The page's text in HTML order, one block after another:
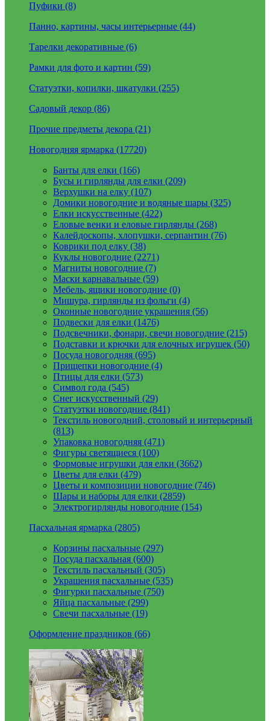
Пуфики (8)
Панно, картины, часы интерьерные (44)
Тарелки декоративные (6)
Рамки для фото и картин (59)
Статуэтки, копилки, шкатулки (255)
Садовый декор (86)
Прочие предметы декора (21)
Новогодняя ярмарка (17720)
Банты для елки (166)
Бусы и гирлянды для елки (209)
Верхушки на елку (107)
Домики новогодние и водяные шары (325)
Елки искусственные (422)
Еловые венки и еловые гирлянды (268)
Калейдоскопы, хлопушки, серпантин (76)
Коврики под елку (38)
Куклы новогодние (2271)
Магниты новогодние (7)
Маски карнавальные (59)
Мебель, ящики новогодние (0)
Мишура, гирлянды из фольги (4)
Оконные новогодние украшения (56)
Подвески для елки (1476)
Подсвечники, фонари, свечи новогодние (215)
Подставки и крючки для елочных игрушек (50)
Посуда новогодняя (695)
Прищепки новогодние (4)
Птицы для елки (573)
Символ года (545)
Снег искусственный (29)
Статуэтки новогодние (841)
Текстиль новогодний, столовый и интерьерный
(813)
Упаковка новогодняя (471)
Фигуры светящиеся (100)
Формовые игрушки для елки (3662)
Цветы для елки (479)
Цветы и композиции новогодние (746)
Шары и наборы для елки (2859)
Электрогирлянды новогодние (154)
Пасхальная ярмарка (2805)
Корзины пасхальные (297)
Посуда пасхальная (600)
Текстиль пасхальный (305)
Украшения пасхальные (535)
Фигурки пасхальные (750)
Яйца пасхальные (299)
Свечи пасхальные (19)
Оформление праздников (66)